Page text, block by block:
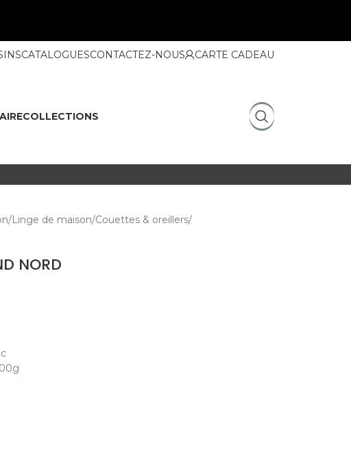
CATALOGUESCONTACTEZ-NOUS CARTE CADEAU
COLLECTIONS
Linge de maison Couettes & oreillers
NORD